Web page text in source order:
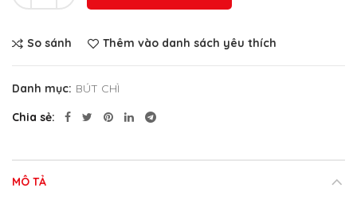
So sánh Thêm vào danh sách yêu thích
Danh mục: BÚT CHÌ
Chia sẻ
MÔ TẢ